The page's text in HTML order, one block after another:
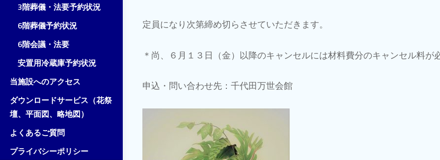
3階葬儀・法要予約状況
6階葬儀予約状況
6階会議・法要
安置用冷蔵庫予約状況
当施設へのアクセス
ダウンロードサービス（花祭
壇、平面図、略地図）
よくあるご質問
プライバシーポリシー
定員になり次第締め切らさせていただきます。
＊尚、６月１３日（金）以降のキャンセルには材料費分のキャンセル料が
申込・問い合わせ先：千代田万世会館